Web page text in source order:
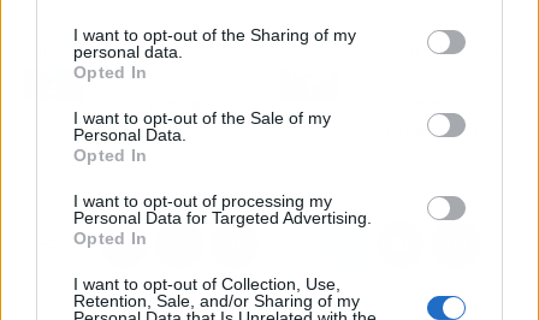
I want to opt-out of the Sharing of my
personal data.
Opted In
I want to opt-out of the Sale of my
Personal Data.
Opted In
I want to opt-out of processing my
Personal Data for Targeted Advertising.
Opted In
I want to opt-out of Collection, Use,
Retention, Sale, and/or Sharing of my
Artículo anterior
Marvel Tõkon: Fighting
personajes confirmados
(lista completa)
Artículo siguiente
te van a convencer (y por